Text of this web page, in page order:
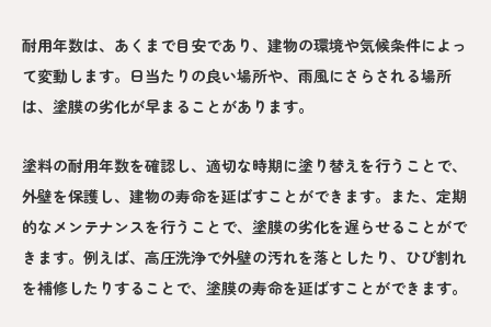
耐用年数は、あくまで目安であり、建物の環境や気候条件によっ
て変動します。日当たりの良い場所や、雨風にさらされる場所
は、塗膜の劣化が早まることがあります。
塗料の耐用年数を確認し、適切な時期に塗り替えを行うことで、
外壁を保護し、建物の寿命を延ばすことができます。また、定期
的なメンテナンスを行うことで、塗膜の劣化を遅らせることがで
きます。例えば、高圧洗浄で外壁の汚れを落としたり、ひび割れ
を補修したりすることで、塗膜の寿命を延ばすことができます。